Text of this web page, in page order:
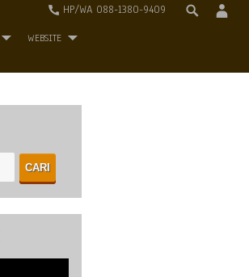
HP/WA 088-1380-9409
WEBSITE